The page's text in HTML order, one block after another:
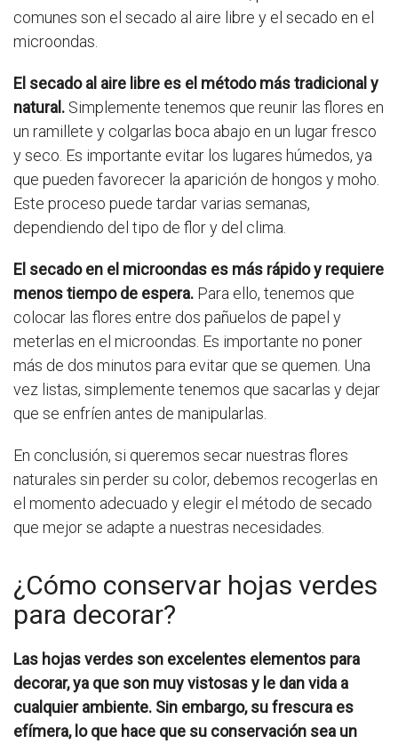
comunes son el secado al aire libre y el secado en el
microondas.
El secado al aire libre es el método más tradicional y
natural. Simplemente tenemos que reunir las flores en
un ramillete y colgarlas boca abajo en un lugar fresco
y seco. Es importante evitar los lugares húmedos, ya
que pueden favorecer la aparición de hongos y moho.
Este proceso puede tardar varias semanas,
dependiendo del tipo de flor y del clima.
El secado en el microondas es más rápido y requiere
menos tiempo de espera. Para ello, tenemos que
colocar las flores entre dos pañuelos de papel y
meterlas en el microondas. Es importante no poner
más de dos minutos para evitar que se quemen. Una
vez listas, simplemente tenemos que sacarlas y dejar
que se enfríen antes de manipularlas.
En conclusión, si queremos secar nuestras flores
naturales sin perder su color, debemos recogerlas en
el momento adecuado y elegir el método de secado
que mejor se adapte a nuestras necesidades.
¿Cómo conservar hojas verdes
para decorar?
Las hojas verdes son excelentes elementos para
decorar, ya que son muy vistosas y le dan vida a
cualquier ambiente. Sin embargo, su frescura es
efímera, lo que hace que su conservación sea un